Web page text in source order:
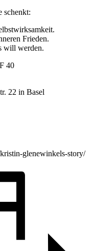
schenkt:
Frieden.
will werden.
40
22 in Basel
glenewinkels-story/